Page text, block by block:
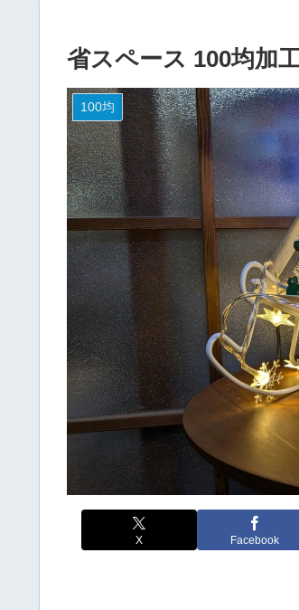
省スペース 100均加
100均
X Facebook